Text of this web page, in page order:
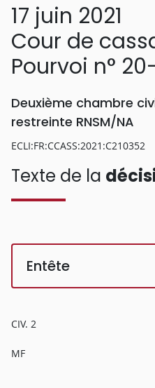
17 juin 2021
Cour de
Pourvoi n°
Deuxième chambre
restreinte RNSM/NA
ECLI:FR:CCASS:2021:C210352
Texte de la
Entête
CIV. 2
MF